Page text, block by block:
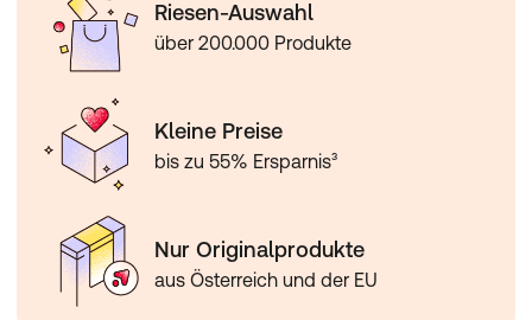
Riesen-Auswahl
über 200.000 Produkte
Kleine Preise
bis zu 55% Ersparnis³
Nur Originalprodukte
aus Österreich und der EU